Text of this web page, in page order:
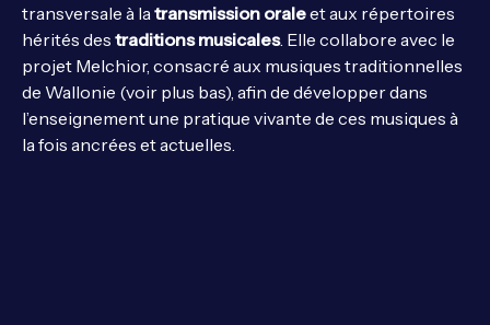
transversale à la transmission oraleet aux répertoires
hérités des traditions musicales. Elle collabore avec le
projet Melchior, consacré aux musiques traditionnelles
de Wallonie (voir plus bas), afin de développer dans
l’enseignement une pratique vivante de ces musiques à
la fois ancrées et actuelles.